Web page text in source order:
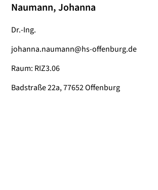
Naumann, Johanna
Dr.-Ing.
johanna.naumann@hs-offenburg.de
Raum: RIZ3.06
Badstraße 22a, 77652 Offenburg